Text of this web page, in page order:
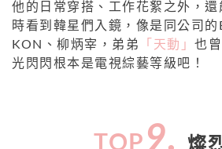
他的日常穿搭、工作花絮之外，還
時看到韓星們入鏡，像是同公司
KON、柳炳宰，弟弟
「天動」 也
光閃閃根本是電視綜藝等級吧！
TOP 9.